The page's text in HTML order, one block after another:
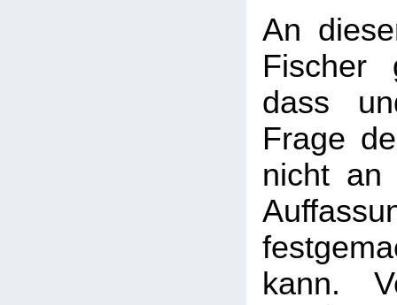
An
Fischer
dass
Frage
nicht an
kann.